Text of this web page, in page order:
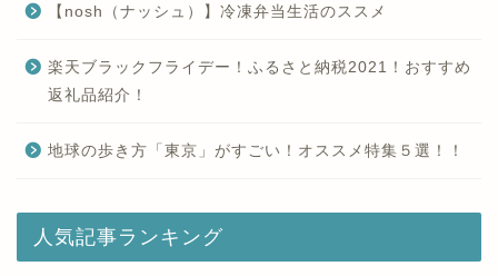
【nosh（ナッシュ）】冷凍弁当生活のススメ
楽天ブラックフライデー！ふるさと納税2021！おすすめ
返礼品紹介！
地球の歩き方「東京」がすごい！オススメ特集５選！！
人気記事ランキング